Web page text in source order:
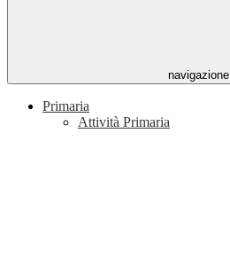
navigazione
Primaria
Attività Primaria